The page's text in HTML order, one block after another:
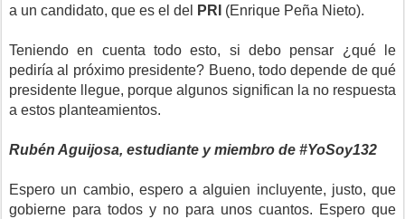
a un candidato, que es el del
PRI (Enrique Peña Nieto).
Teniendo en cuenta todo esto, si debo pensar ¿qué le
pediría al próximo presidente? Bueno, todo depende de qué
presidente llegue, porque algunos significan la no respuesta
a estos planteamientos.
Rubén Aguijosa, estudiante y miembro de #YoSoy132
Espero un cambio, espero a alguien incluyente, justo, que
gobierne para todos y no para unos cuantos. Espero que